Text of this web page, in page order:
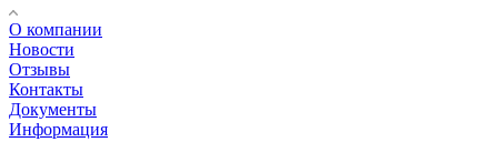
О компании
Новости
Отзывы
Контакты
Документы
Информация